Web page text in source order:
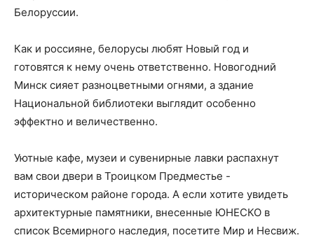
Белоруссии.
Как и россияне, белорусы любят Новый год и
готовятся к нему очень ответственно. Новогодний
Минск сияет разноцветными огнями, а здание
Национальной библиотеки выглядит особенно
эффектно и величественно.
Уютные кафе, музеи и сувенирные лавки распахнут
вам свои двери в Троицком Предместье -
историческом районе города. А если хотите увидеть
архитектурные памятники, внесенные ЮНЕСКО в
список Всемирного наследия, посетите Мир и Несвиж.